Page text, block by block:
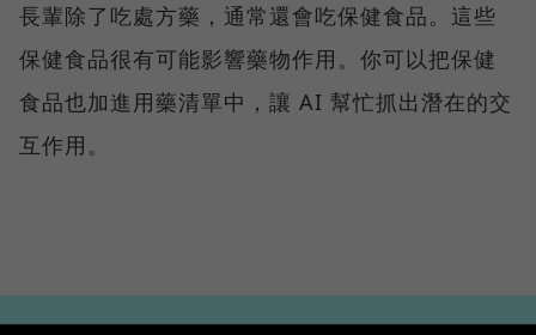
長輩除了吃處方藥，通常還會吃保健食品。這些
保健食品很有可能影響藥物作用。你可以把保健
食品也加進用藥清單中，讓 AI 幫忙抓出潛在的交
互作用。